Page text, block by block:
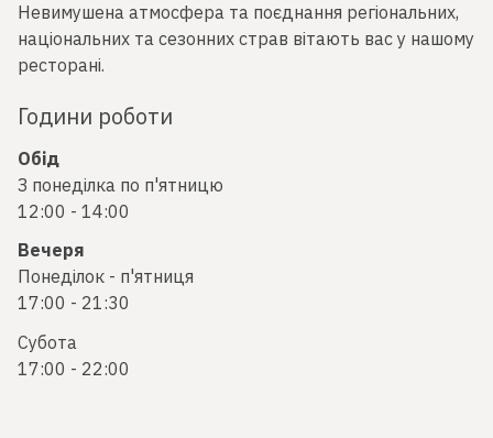
Невимушена атмосфера та поєднання регіональних,
національних та сезонних страв вітають вас у нашому
ресторані.
Години роботи
Обід
З понеділка по п'ятницю
12:00 - 14:00
Вечеря
Понеділок - п'ятниця
17:00 - 21:30
Субота
17:00 - 22:00